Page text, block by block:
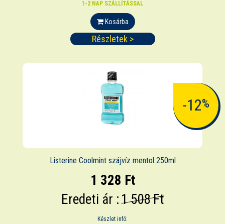
1-2 NAP SZÁLLÍTÁSSAL
Kosárba
Részletek >
-12%
Listerine Coolmint szájvíz mentol 250ml
1 328 Ft
Eredeti ár :1 508 Ft
Készlet infó: